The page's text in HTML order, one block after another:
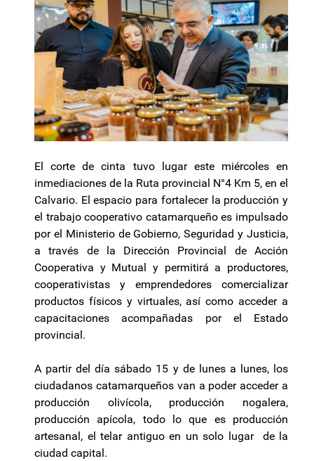
El corte de cinta tuvo lugar este miércoles en
inmediaciones de la Ruta provincial N°4 Km 5, en el
Calvario. El espacio para fortalecer la producción y
el trabajo cooperativo catamarqueño es impulsado
por el Ministerio de Gobierno, Seguridad y Justicia,
a través de la Dirección Provincial de Acción
Cooperativa y Mutual y permitirá a productores,
cooperativistas y emprendedores comercializar
productos físicos y virtuales, así como acceder a
capacitaciones acompañadas por el Estado
provincial.
A partir del día sábado 15 y de lunes a lunes, los
ciudadanos catamarqueños van a poder acceder a
producción olivícola, producción nogalera,
producción apícola, todo lo que es producción
artesanal, el telar antiguo en un solo lugar de la
ciudad capital.